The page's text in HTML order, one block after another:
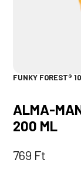
FUNKY FOREST®
ALMA-
200 ML
769 Ft